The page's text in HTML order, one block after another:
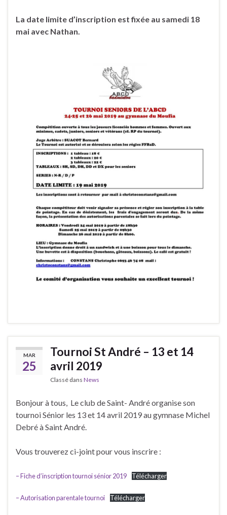
La date limite d’inscription est fixée au samedi 18
mai avec Nathan.
MAR
25
Tournoi St André – 13 et 14
avril 2019
Classé dans News
Bonjour à tous, Le club de Saint- André organise son
tournoi Sénior les 13 et 14 avril 2019 au gymnase Michel
Debré à Saint André.
Vous trouverez ci-joint pour vous inscrire :
– Fiche d’inscription tournoi sénior 2019 Télécharger
– Autorisation parentale tournoi Télécharger